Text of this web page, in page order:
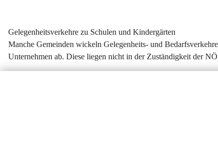
Gelegenheitsverkehre zu Schulen und Kindergärten
Manche Gemeinden wickeln Gelegenheits- und
Unternehmen ab. Diese liegen nicht in der Zuständigkeit der